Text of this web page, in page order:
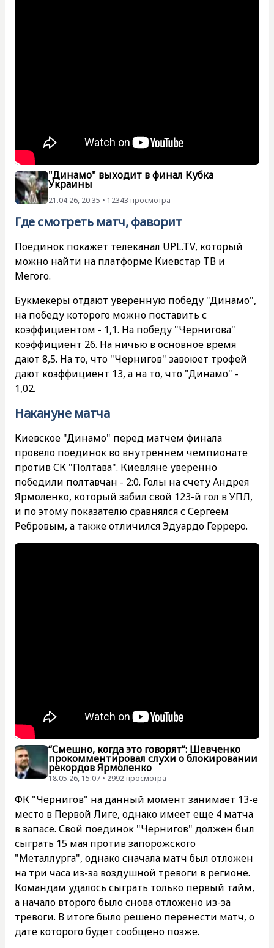
"Динамо" выходит в финал Кубка
Украины
21.04.26, 20:35 • 12343 просмотра
Где смотреть матч, фаворит
Поединок покажет телеканал UPL.TV, который
можно найти на платформе Киевстар ТВ и
Мегого.
Букмекеры отдают уверенную победу "Динамо",
на победу которого можно поставить с
коэффициентом - 1,1. На победу "Чернигова"
коэффициент 26. На ничью в основное время
дают 8,5. На то, что "Чернигов" завоюет трофей
дают коэффициент 13, а на то, что "Динамо" -
1,02.
Накануне матча
Киевское "Динамо" перед матчем финала
провело поединок во внутреннем чемпионате
против СК "Полтава". Киевляне уверенно
победили полтавчан - 2:0. Голы на счету Андрея
Ярмоленко, который забил свой 123-й гол в УПЛ,
и по этому показателю сравнялся с Сергеем
Ребровым, а также отличился Эдуардо Герреро.
“Смешно, когда это говорят”: Шевченко
прокомментировал слухи о блокировании
рекордов Ярмоленко
18.05.26, 15:07 • 2992 просмотра
ФК "Чернигов" на данный момент занимает 13-е
место в Первой Лиге, однако имеет еще 4 матча
в запасе. Свой поединок "Чернигов" должен был
сыграть 15 мая против запорожского
"Металлурга", однако сначала матч был отложен
на три часа из-за воздушной тревоги в регионе.
Командам удалось сыграть только первый тайм,
а начало второго было снова отложено из-за
тревоги. В итоге было решено перенести матч, о
дате которого будет сообщено позже.